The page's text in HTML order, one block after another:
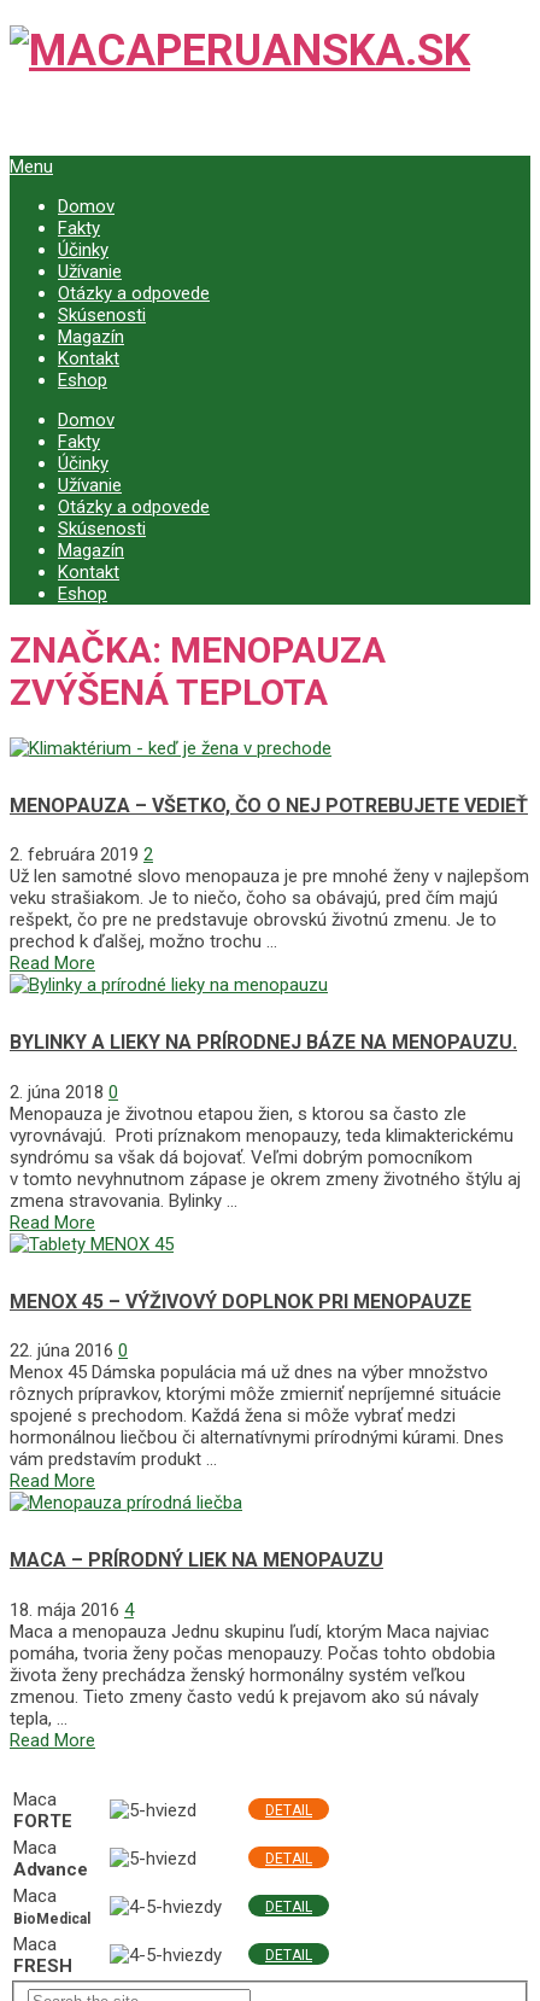
Menu
Domov
Fakty
Účinky
Užívanie
Otázky a odpovede
Skúsenosti
Magazín
Kontakt
Eshop
Domov
Fakty
Účinky
Užívanie
Otázky a odpovede
Skúsenosti
Magazín
Kontakt
Eshop
ZNAČKA: MENOPAUZA
ZVÝŠENÁ TEPLOTA
MENOPAUZA – VŠETKO, ČO O NEJ POTREBUJETE VEDIEŤ
2. februára 2019 2
Už len samotné slovo menopauza je pre mnohé ženy v najlepšom
veku strašiakom. Je to niečo, čoho sa obávajú, pred čím majú
rešpekt, čo pre ne predstavuje obrovskú životnú zmenu. Je to
prechod k ďalšej, možno trochu …
Read More
BYLINKY A LIEKY NA PRÍRODNEJ BÁZE NA MENOPAUZU.
2. júna 2018 0
Menopauza je životnou etapou žien, s ktorou sa často zle
vyrovnávajú. Proti príznakom menopauzy, teda klimakterickému
syndrómu sa však dá bojovať. Veľmi dobrým pomocníkom
v tomto nevyhnutnom zápase je okrem zmeny životného štýlu aj
zmena stravovania. Bylinky …
Read More
MENOX 45 – VÝŽIVOVÝ DOPLNOK PRI MENOPAUZE
22. júna 2016 0
Menox 45 Dámska populácia má už dnes na výber množstvo
rôznych prípravkov, ktorými môže zmierniť nepríjemné situácie
spojené s prechodom. Každá žena si môže vybrať medzi
hormonálnou liečbou či alternatívnymi prírodnými kúrami. Dnes
vám predstavím produkt …
Read More
MACA – PRÍRODNÝ LIEK NA MENOPAUZU
18. mája 2016 4
Maca a menopauza Jednu skupinu ľudí, ktorým Maca najviac
pomáha, tvoria ženy počas menopauzy. Počas tohto obdobia
života ženy prechádza ženský hormonálny systém veľkou
zmenou. Tieto zmeny často vedú k prejavom ako sú návaly
tepla, …
Read More
Maca
FORTE
DETAIL
Maca
Advance
DETAIL
Maca
BioMedical
DETAIL
Maca
FRESH
DETAIL